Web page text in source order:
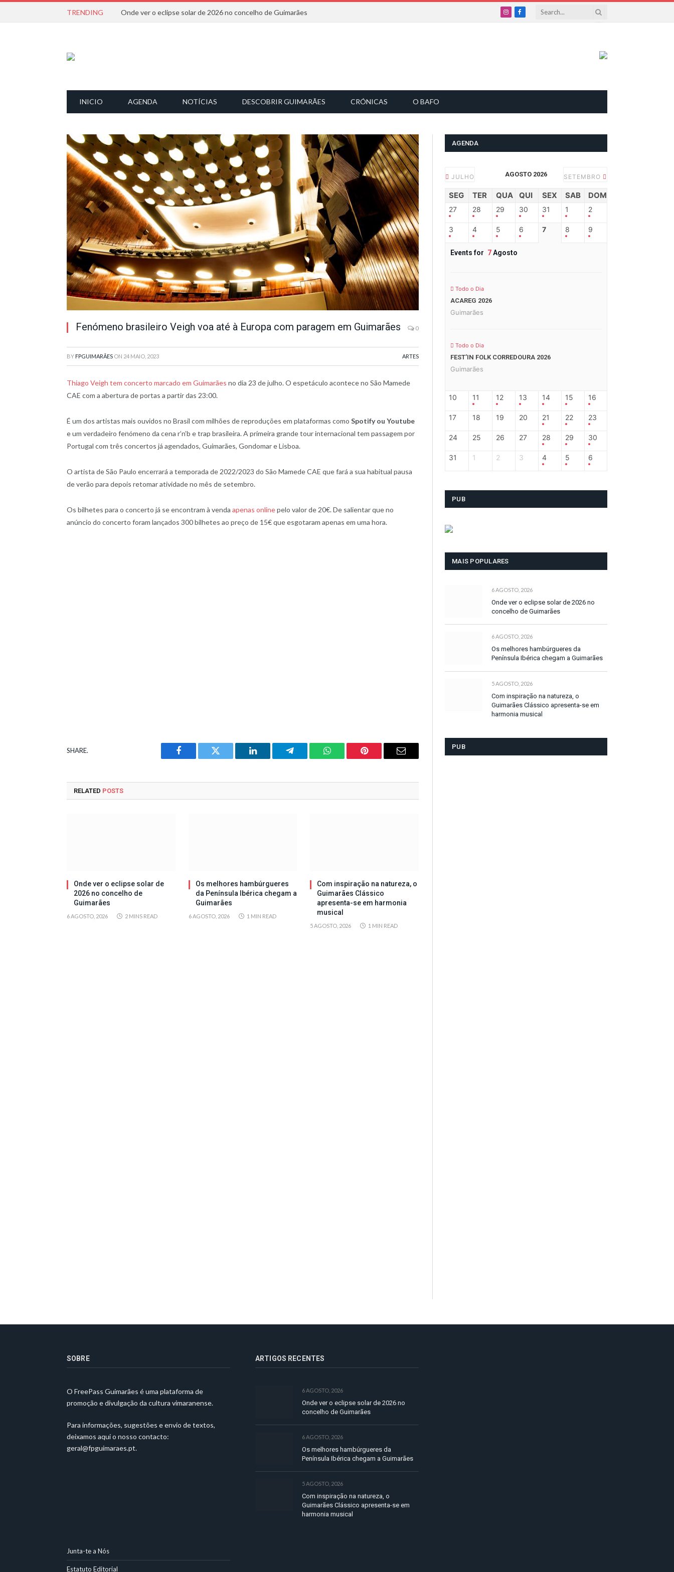
TRENDING Onde ver o eclipse solar de 2026 no concelho de Guimarães
InstagramFacebook
INICIO AGENDA NOTÍCIAS DESCOBRIR GUIMARÃES CRÓNICAS O BAFO
Fenómeno brasileiro Veigh voa até à Europa com paragem em Guimarães 0
BY FPGUIMARÃES ON 24 MAIO, 2023 ARTES
Thiago Veigh tem concerto marcado em Guimarães no dia 23 de julho. O espetáculo acontece no São Mamede
CAE com a abertura de portas a partir das 23:00.
É um dos artistas mais ouvidos no Brasil com milhões de reproduções em plataformas como Spotify ou Youtube
e um verdadeiro fenómeno da cena r’n’b e trap brasileira. A primeira grande tour internacional tem passagem por
Portugal com três concertos já agendados, Guimarães, Gondomar e Lisboa.
O artista de São Paulo encerrará a temporada de 2022/2023 do São Mamede CAE que fará a sua habitual pausa
de verão para depois retomar atividade no mês de setembro.
Os bilhetes para o concerto já se encontram à venda apenas onlinepelo valor de 20€. De salientar que no
anúncio do concerto foram lançados 300 bilhetes ao preço de 15€ que esgotaram apenas em uma hora.
SHARE.
Facebook Twitter LinkedIn Telegram WhatsAppPinterest Email
RELATED POSTS
Onde ver o eclipse solar de
2026 no concelho de
Guimarães
6 AGOSTO, 2026 2 MINS READ
Os melhores hambúrgueres
da Península Ibérica chegam a
Guimarães
6 AGOSTO, 2026 1 MIN READ
Com inspiração na natureza, o
Guimarães Clássico
apresenta-se em harmonia
musical
5 AGOSTO, 2026 1 MIN READ
AGENDA
JULHO AGOSTO 2026 SETEMBRO
SEG TER QUA QUI SEX SAB DOM
27 28 29 30 31 1 2
3 4 5 6 7 8 9
Events for 7Agosto
Todo o Dia
ACAREG 2026
Guimarães
Todo o Dia
FEST’IN FOLK CORREDOURA 2026
Guimarães
10 11 12 13 14 15 16
17 18 19 20 21 22 23
24 25 26 27 28 29 30
31 1 2 3 4 5 6
PUB
MAIS POPULARES
6 AGOSTO, 2026
Onde ver o eclipse solar de 2026 no
concelho de Guimarães
6 AGOSTO, 2026
Os melhores hambúrgueres da
Península Ibérica chegam a Guimarães
5 AGOSTO, 2026
Com inspiração na natureza, o
Guimarães Clássico apresenta-se em
harmonia musical
PUB
SOBRE
O FreePass Guimarães é uma plataforma de
promoção e divulgação da cultura vimaranense.
Para informações, sugestões e envio de textos,
deixamos aqui o nosso contacto:
geral@fpguimaraes.pt.
ARTIGOS RECENTES
6 AGOSTO, 2026
Onde ver o eclipse solar de 2026 no
concelho de Guimarães
6 AGOSTO, 2026
Os melhores hambúrgueres da
Península Ibérica chegam a Guimarães
5 AGOSTO, 2026
Com inspiração na natureza, o
Guimarães Clássico apresenta-se em
harmonia musical
Junta-te a Nós
Estatuto Editorial